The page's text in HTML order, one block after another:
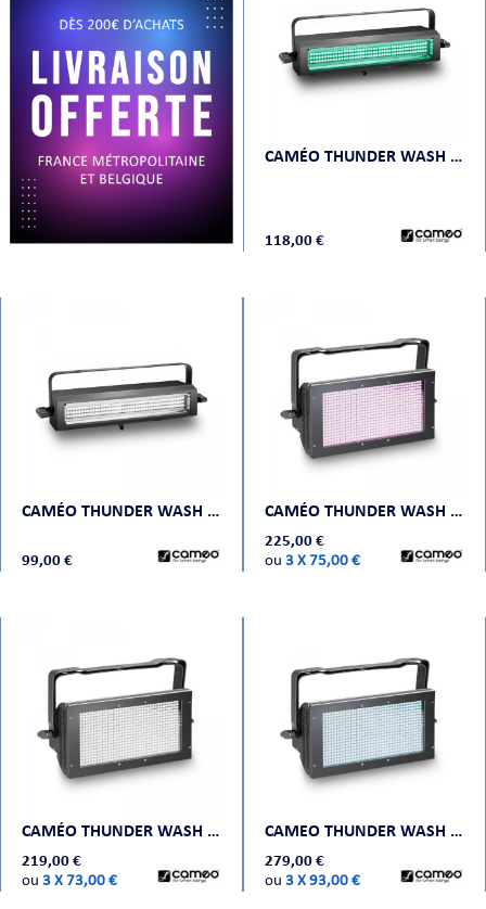
AUDIO
CAMÉO THUNDER WASH 100 RGB
118,00 €
CAMÉO THUNDER WASH 100 W
99,00 €
CAMÉO THUNDER WASH 600 RGB
225,00 €
ou 3 X 75,00 €
CAMÉO THUNDER WASH 600 W
219,00 €
ou 3 X 73,00 €
CAMEO THUNDER WASH 600 RGBW - 3 IN 1 STROBE, BLINDER AND WASH LIGHT
279,00 €
ou 3 X 93,00 €